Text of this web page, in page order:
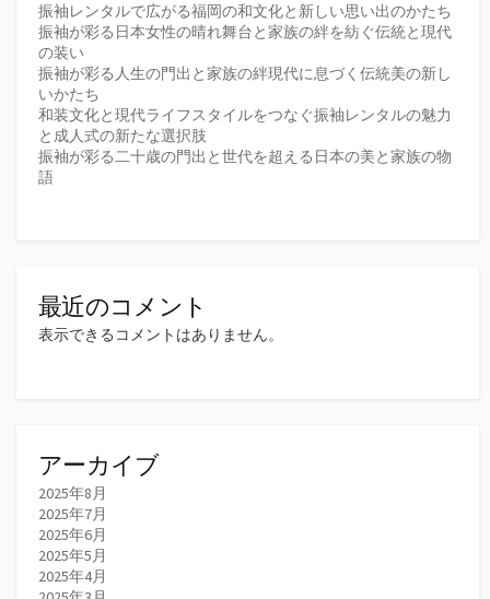
振袖レンタルで広がる福岡の和文化と新しい思い出のかたち
振袖が彩る日本女性の晴れ舞台と家族の絆を紡ぐ伝統と現代
の装い
振袖が彩る人生の門出と家族の絆現代に息づく伝統美の新し
いかたち
和装文化と現代ライフスタイルをつなぐ振袖レンタルの魅力
と成人式の新たな選択肢
振袖が彩る二十歳の門出と世代を超える日本の美と家族の物
語
最近のコメント
表示できるコメントはありません。
アーカイブ
2025年8月
2025年7月
2025年6月
2025年5月
2025年4月